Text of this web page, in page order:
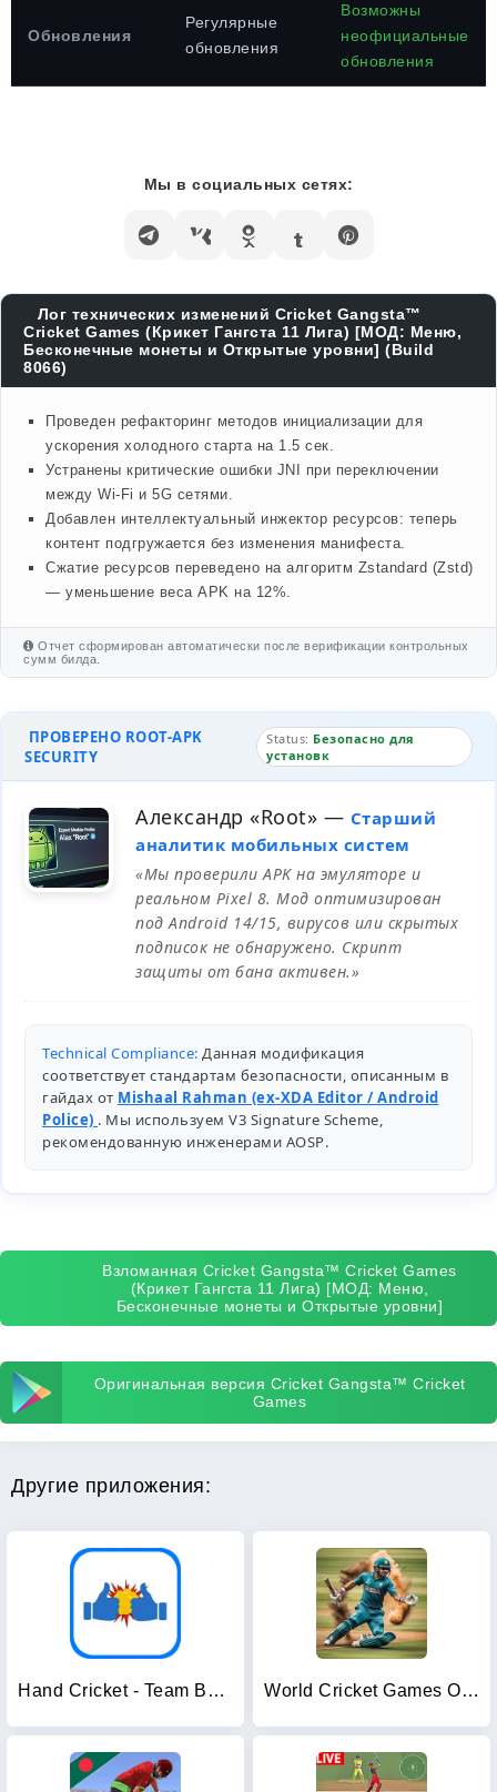
Обновления
Регулярные
обновления
Возможны
неофициальные
обновления
Мы в социальных сетях:
Лог технических изменений Cricket Gangsta™
Cricket Games (Крикет Гангста 11 Лига) [МОД: Меню,
Бесконечные монеты и Открытые уровни] (Build
8066)
Проведен рефакторинг методов инициализации для
ускорения холодного старта на 1.5 сек.
Устранены критические ошибки JNI при переключении
между Wi-Fi и 5G сетями.
Добавлен интеллектуальный инжектор ресурсов: теперь
контент подгружается без изменения манифеста.
Сжатие ресурсов переведено на алгоритм Zstandard (Zstd)
— уменьшение веса APK на 12%.
Отчет сформирован автоматически после верификации контрольных
сумм билда.
ПРОВЕРЕНО ROOT-APK
SECURITY
Status: Безопасно для
установк
Александр «Root» — Старший
аналитик мобильных систем
«Мы проверили APK на эмуляторе и
реальном Pixel 8. Мод оптимизирован
под Android 14/15, вирусов или скрытых
подписок не обнаружено. Скрипт
защиты от бана активен.»
Technical Compliance: Данная модификация
соответствует стандартам безопасности, описанным в
гайдах от Mishaal Rahman (ex-XDA Editor / Android
Police) . Мы используем V3 Signature Scheme,
рекомендованную инженерами AOSP.
Взломанная Cricket Gangsta™ Cricket Games
(Крикет Гангста 11 Лига) [МОД: Меню,
Бесконечные монеты и Открытые уровни]
Оригинальная версия Cricket Gangsta™ Cricket
Games
Другие приложения:
Hand Cricket - Team Battles World Cricket Games Offline